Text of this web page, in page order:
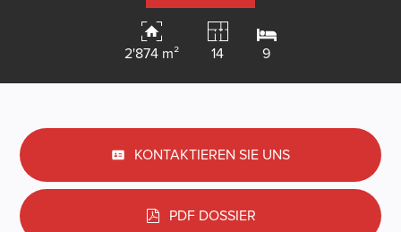
2'874 m² 14 9
KONTAKTIEREN SIE UNS
PDF DOSSIER